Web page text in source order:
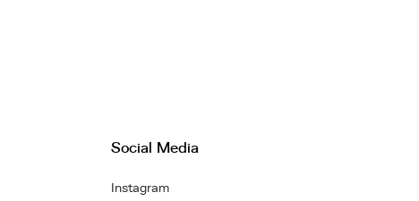
Social Media
Instagram